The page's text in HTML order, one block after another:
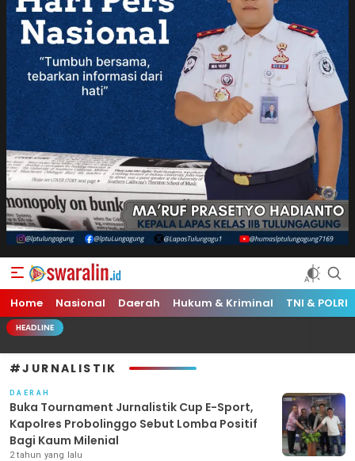
Swara Lin
Independent, Tajam & Profesional
Home Nasional Daerah Hukum & Kriminal TNI & POLRI
HEADLINE
#JURNALISTIK
DAERAH
Buka Tournament Jurnalistik Cup E-Sport,
Kapolres Probolinggo Sebut Lomba Positif
Bagi Kaum Milenial
2 tahun yang lalu